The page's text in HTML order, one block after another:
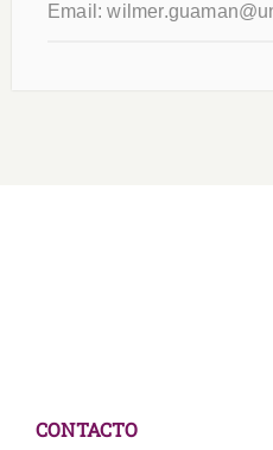
Email:
CONTACTO